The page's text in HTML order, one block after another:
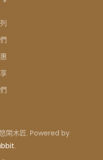
閑木匠. Powered by
.